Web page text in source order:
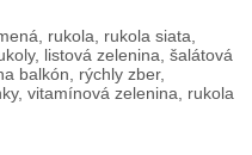
rukola, rukola siata,
listová zelenina, šalátová
balkón, rýchly zber,
vitamínová zelenina, rukola